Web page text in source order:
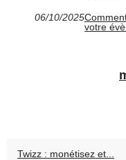
06/10/2025
votre
Twizz : monétisez et...